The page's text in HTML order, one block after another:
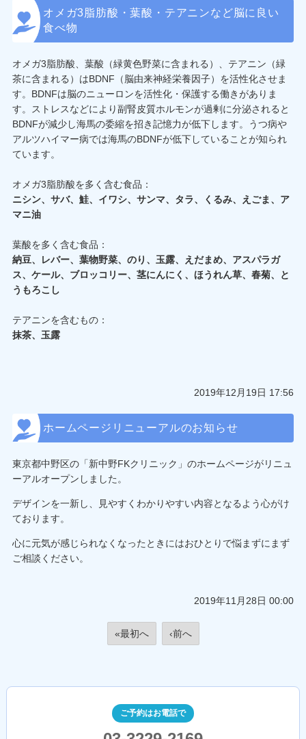
オメガ3脂肪酸・葉酸・テアニンなど脳に良い
食べ物
オメガ3脂肪酸、葉酸（緑黄色野菜に含まれる）、テアニン（緑
茶に含まれる）はBDNF（脳由来神経栄養因子）を活性化させま
す。BDNFは脳のニューロンを活性化・保護する働きがありま
す。ストレスなどにより副腎皮質ホルモンが過剰に分泌されると
BDNFが減少し海馬の委縮を招き記憶力が低下します。うつ病や
アルツハイマー病では海馬のBDNFが低下していることが知られ
ています。
オメガ3脂肪酸を多く含む食品：
ニシン、サバ、鮭、イワシ、サンマ、タラ、くるみ、えごま、ア
マニ油
葉酸を多く含む食品：
納豆、レバー、葉物野菜、のり、玉露、えだまめ、アスパラガ
ス、ケール、ブロッコリー、茎にんにく、ほうれん草、春菊、と
うもろこし
テアニンを含むもの：
抹茶、玉露
2019年12月19日 17:56
ホームページリニューアルのお知らせ
東京都中野区の「新中野FKクリニック」のホームページがリニュ
ーアルオープンしました。
デザインを一新し、見やすくわかりやすい内容となるよう心がけ
ております。
心に元気が感じられなくなったときにはおひとりで悩まずにまず
ご相談ください。
2019年11月28日 00:00
«最初へ ‹前へ
ご予約はお電話で